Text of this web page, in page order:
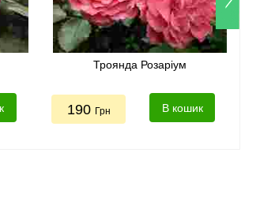
Троянда Розаріум
190 Грн В кошик